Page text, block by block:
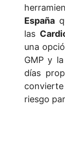
España
las
una
GMP y
días
riesgo